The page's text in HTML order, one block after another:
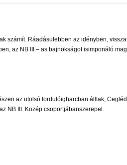
számít. Ráadásulebben az idényben,
az NB III – as bajnokságot isimponáló
az utolsó fordulóigharcban álltak,
NB III. Közép csoportjábanszerepel.